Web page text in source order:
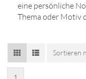
eine persönliche
Thema oder Motiv
Sortieren
Sortieren
1